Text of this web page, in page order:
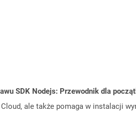
SDK Nodejs: Przewodnik dla
ale także pomaga w instalacji